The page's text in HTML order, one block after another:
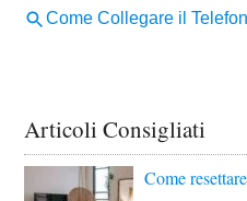
Articoli Consigliati
Come